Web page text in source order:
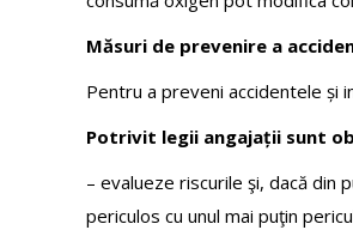
Măsuri de prevenire a
Pentru a preveni accidentele și
Potrivit legii angajații sunt
– evalueze riscurile şi, dacă din
periculos cu unul mai puţin